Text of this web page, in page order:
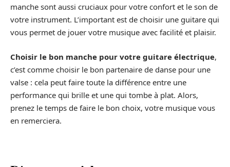
manche sont aussi cruciaux pour votre confort et le son de
votre instrument. L’important est de choisir une guitare qui
vous permet de jouer votre musique avec facilité et plaisir.
Choisir le bon manche pour votre guitare électrique,
c’est comme choisir le bon partenaire de danse pour une
valse : cela peut faire toute la différence entre une
performance qui brille et une qui tombe à plat. Alors,
prenez le temps de faire le bon choix, votre musique vous
en remerciera.